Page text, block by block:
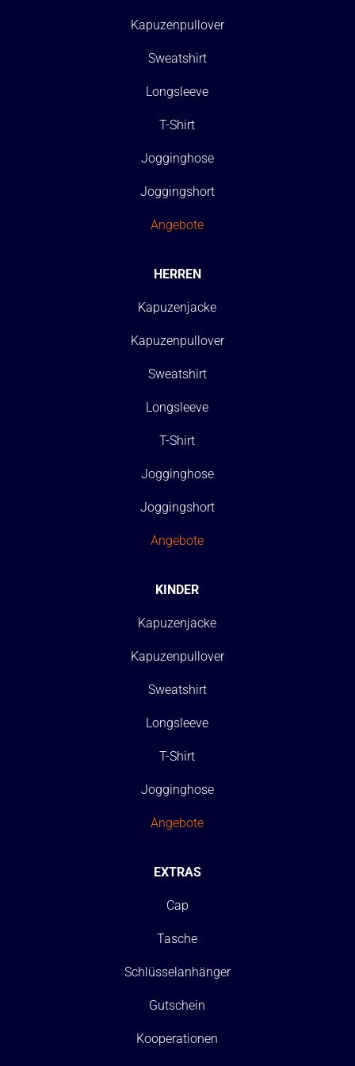
Kapuzenpullover
Sweatshirt
Longsleeve
T-Shirt
Jogginghose
Joggingshort
Angebote
HERREN
Kapuzenjacke
Kapuzenpullover
Sweatshirt
Longsleeve
T-Shirt
Jogginghose
Joggingshort
Angebote
KINDER
Kapuzenjacke
Kapuzenpullover
Sweatshirt
Longsleeve
T-Shirt
Jogginghose
Angebote
EXTRAS
Cap
Tasche
Schlüsselanhänger
Gutschein
Kooperationen